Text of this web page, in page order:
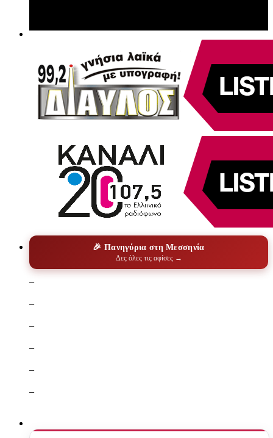
🎉 Πανηγύρια στη Μεσσηνία
Δες όλες τις αφίσες →
–
–
–
–
–
–